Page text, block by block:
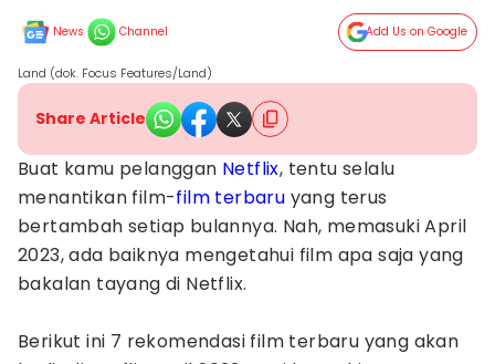
News Channel Add Us on Google
Land (dok. Focus Features/Land)
Share Article
Buat kamu pelanggan Netflix, tentu selalu
menantikan film-film terbaru yang terus
bertambah setiap bulannya. Nah, memasuki April
2023, ada baiknya mengetahui film apa saja yang
bakalan tayang di Netflix.
Berikut ini 7 rekomendasi film terbaru yang akan